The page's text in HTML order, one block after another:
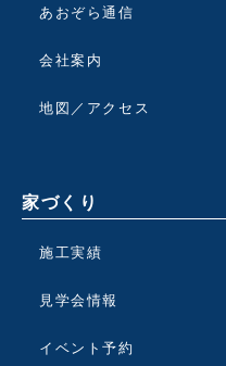
あおぞら通信
会社案内
地図／アクセス
家づくり
施工実績
見学会情報
イベント予約